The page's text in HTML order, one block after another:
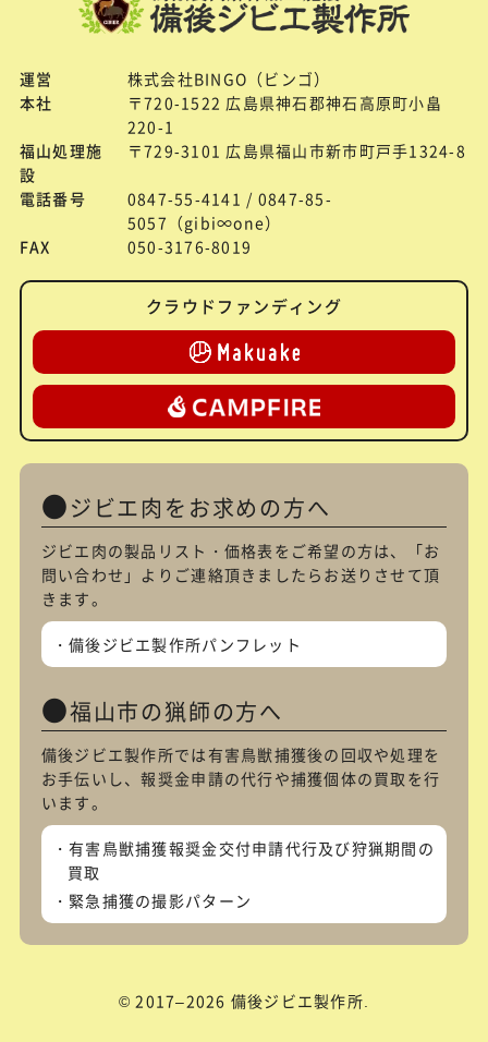
運営
株式会社BINGO（ビンゴ）
本社
〒720-1522 広島県神石郡神石高原町小畠
220-1
福山処理施
設
〒729-3101 広島県福山市新市町戸手1324-8
電話番号
0847-55-4141 / 0847-85-
5057（gibi∞one）
FAX
050-3176-8019
クラウドファンディング
ジビエ肉をお求めの方へ
ジビエ肉の製品リスト・価格表をご希望の方は、「お
問い合わせ 」よりご連絡頂きましたらお送りさせて頂
きます。
備後ジビエ製作所パンフレット
福山市の猟師の方へ
備後ジビエ製作所では有害鳥獣捕獲後の回収や処理を
お手伝いし、報奨金申請の代行や捕獲個体の買取を行
います。
有害鳥獣捕獲報奨金交付申請代行及び狩猟期間の
買取
緊急捕獲の撮影パターン
© 2017–2026 備後ジビエ製作所.